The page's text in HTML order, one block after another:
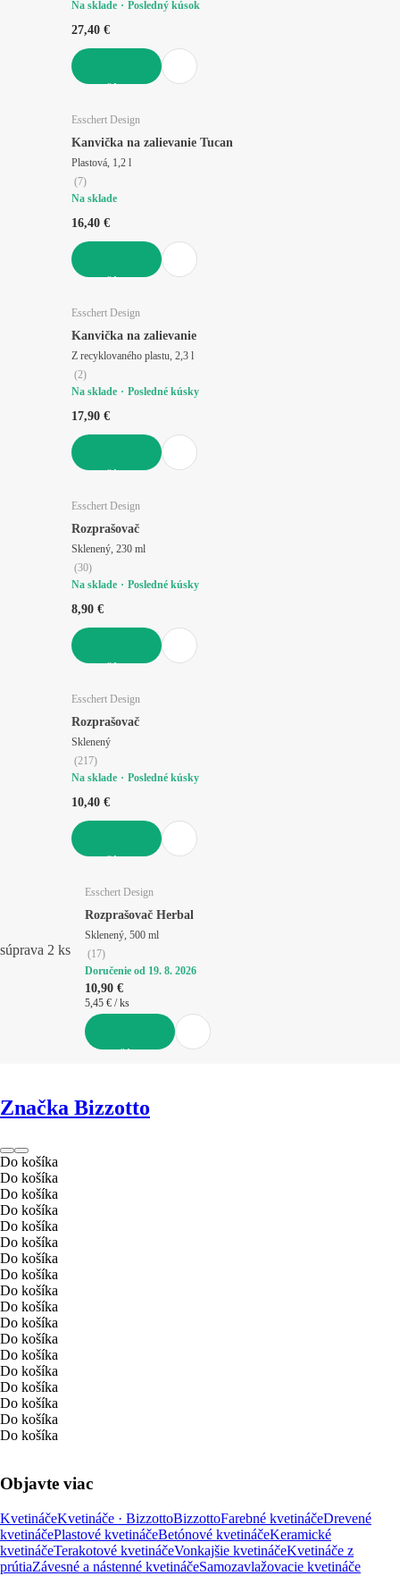
Na sklade Posledný kúsok
27,40 €
Esschert Design
Kanvička na zalievanie Tucan
Plastová, 1,2 l
(7)
Na sklade
16,40 €
Esschert Design
Kanvička na zalievanie
Z recyklovaného plastu, 2,3 l
(2)
Na sklade
Posledné kúsky
17,90 €
Esschert Design
Rozprašovač
Sklenený, 230 ml
(30)
Na sklade
Posledné kúsky
8,90 €
Esschert Design
Rozprašovač
Sklenený
(217)
Na sklade
Posledné kúsky
10,40 €
súprava 2 ks
Esschert Design
Rozprašovač Herbal
Sklenený, 500 ml
(17)
Doručenie od 19. 8. 2026
10,90 €
5,45 € / ks
Značka Bizzotto
Do košíka
Do košíka
Do košíka
Do košíka
Do košíka
Do košíka
Do košíka
Do košíka
Do košíka
Do košíka
Do košíka
Do košíka
Do košíka
Do košíka
Do košíka
Do košíka
Do košíka
Do košíka
Objavte viac
KvetináčeKvetináče · BizzottoBizzottoFarebné kvetináčeDrevené
kvetináčePlastové kvetináčeBetónové kvetináčeKeramické
kvetináčeTerakotové kvetináčeVonkajšie kvetináčeKvetináče z
prútiaZávesné a nástenné kvetináčeSamozavlažovacie kvetináče